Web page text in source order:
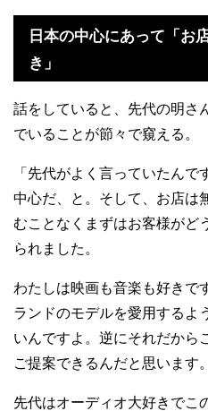
日本の中心にあって「お
き」
話をしていると、先代の明さ
でいることが節々で窺える。
「先代がよく言っていたん
中心だ、と。そして、お店は
むことなくまずはお客様がど
られました。
わたしは映画も音楽も好きで
ランドのモデルを愛用するよ
いんですよ。逆にそれだから
ご提案できるんだと思います。
先代はオーディオ大好きでこ